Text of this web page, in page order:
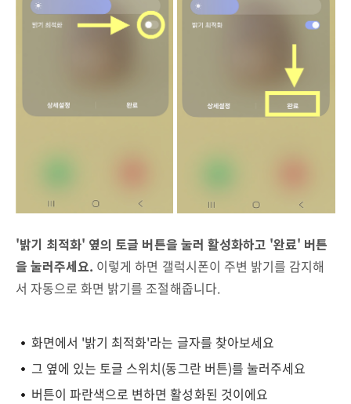
'밝기 최적화' 옆의 토글 버튼을 눌러 활성화하고 '완료' 버튼
을 눌러주세요. 이렇게 하면 갤럭시폰이 주변 밝기를 감지해
서 자동으로 화면 밝기를 조절해줍니다.
화면에서 '밝기 최적화'라는 글자를 찾아보세요
그 옆에 있는 토글 스위치(동그란 버튼)를 눌러주세요
버튼이 파란색으로 변하면 활성화된 것이에요